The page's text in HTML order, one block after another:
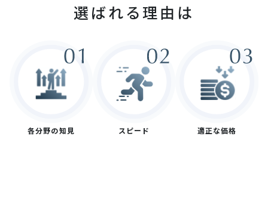
選ばれる理由は
各分野の知見 スピード 適正な価格